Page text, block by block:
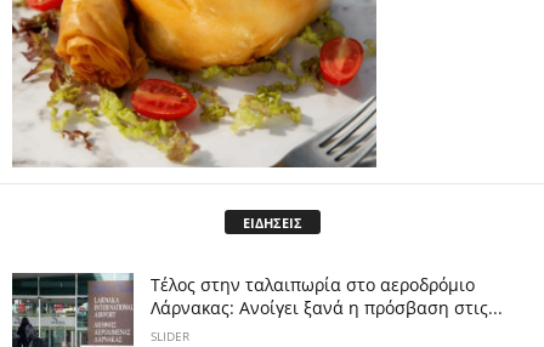
ΕΙΔΗΣΕΙΣ
Tέλος στην ταλαιπωρία στο αεροδρόμιο
Λάρνακας: Ανοίγει ξανά η πρόσβαση στις...
SLIDER